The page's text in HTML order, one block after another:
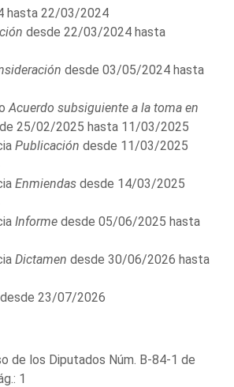
hasta 22/03/2024
desde 22/03/2024 hasta
desde 03/05/2024 hasta
Acuerdo subsiguiente a la toma en
25/02/2025 hasta 11/03/2025
Publicación desde 11/03/2025
Enmiendas desde 14/03/2025
Informe desde 05/06/2025 hasta
Dictamen desde 30/06/2026 hasta
desde 23/07/2026
de los Diputados Núm. B-84-1 de
1